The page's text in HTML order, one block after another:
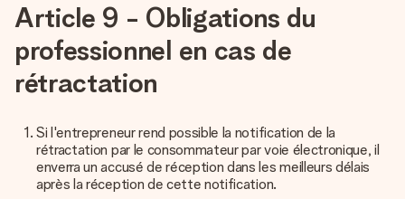
Article 9 - Obligations du
professionnel en cas de
rétractation
Si l'entrepreneur rend possible la notification de la
rétractation par le consommateur par voie électronique, il
enverra un accusé de réception dans les meilleurs délais
après la réception de cette notification.